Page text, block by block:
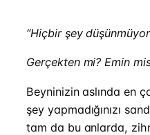
“Hiçbir şey
Gerçekten mi? Emin
Beyninizin aslında en
şey yapmadığınızı
tam da bu anlarda,